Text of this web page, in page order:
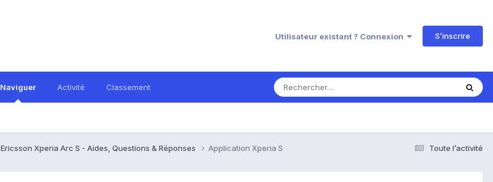
Utilisateur existant ? Connexion S’inscrire
Naviguer Activité Classement
Toute l’activité
Xperia Arc S - Aides, Questions & Réponses Application Xperia S